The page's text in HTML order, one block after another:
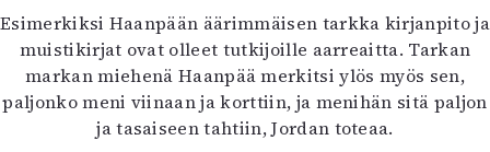
Esimerkiksi Haanpään äärimmäisen tarkka kirjanpito ja
muistikirjat ovat olleet tutkijoille aarreaitta. Tarkan
markan miehenä Haanpää merkitsi ylös myös sen,
paljonko meni viinaan ja korttiin, ja menihän sitä paljon
ja tasaiseen tahtiin, Jordan toteaa.